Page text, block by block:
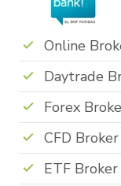
Online
Daytrade
Forex
CFD Broker
ETF Broker